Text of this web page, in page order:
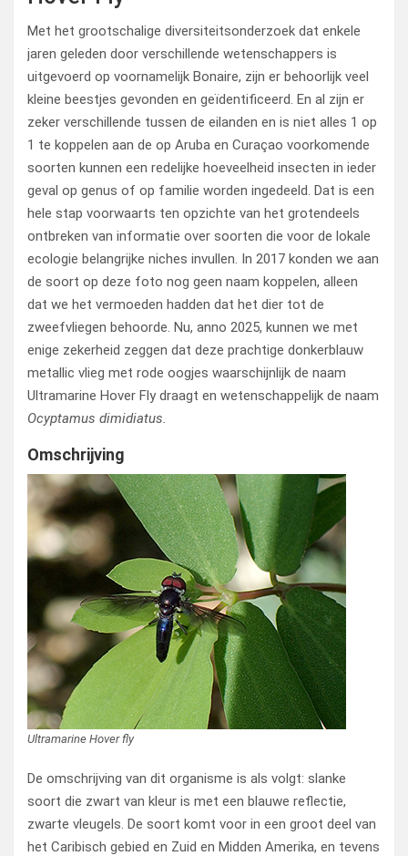
Met het grootschalige diversiteitsonderzoek dat enkele
jaren geleden door verschillende wetenschappers is
uitgevoerd op voornamelijk Bonaire, zijn er behoorlijk veel
kleine beestjes gevonden en geïdentificeerd. En al zijn er
zeker verschillende tussen de eilanden en is niet alles 1 op
1 te koppelen aan de op Aruba en Curaçao voorkomende
soorten kunnen een redelijke hoeveelheid insecten in ieder
geval op genus of op familie worden ingedeeld. Dat is een
hele stap voorwaarts ten opzichte van het grotendeels
ontbreken van informatie over soorten die voor de lokale
ecologie belangrijke niches invullen. In 2017 konden we aan
de soort op deze foto nog geen naam koppelen, alleen
dat we het vermoeden hadden dat het dier tot de
zweefvliegen behoorde. Nu, anno 2025, kunnen we met
enige zekerheid zeggen dat deze prachtige donkerblauw
metallic vlieg met rode oogjes waarschijnlijk de naam
Ultramarine Hover Fly draagt en wetenschappelijk de naam
Ocyptamus dimidiatus.
Omschrijving
Ultramarine Hover fly
De omschrijving van dit organisme is als volgt: slanke
soort die zwart van kleur is met een blauwe reflectie,
zwarte vleugels. De soort komt voor in een groot deel van
het Caribisch gebied en Zuid en Midden Amerika, en tevens